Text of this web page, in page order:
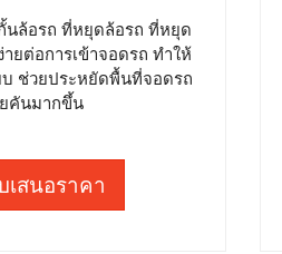
นล้อรถ ที่หยุดล้อรถ ที่หยุด
ายต่อการเข้าจอดรถ ทำให้
บ ช่วยประหยัดพื้นที่จอดรถ
คันมากขึ้น
สนอราคา